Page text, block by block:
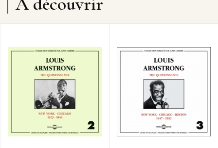
Alain Gerber a reçu le prix Goncourt de la nouvelle, mais
aussi le prix Interallié pour « Le verger du diable ». Critique
directeur artistique de la collection « The Quintessence »
regroupant chez Frémeaux les 80 coffrets offrant une
relecture historique parfaite du jazz.
318 PAGES